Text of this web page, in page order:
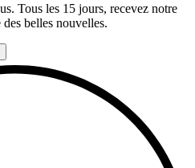
Tous les 15 jours, recevez notre
belles nouvelles.